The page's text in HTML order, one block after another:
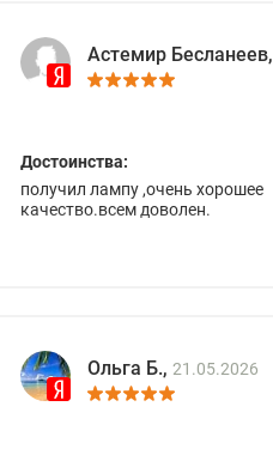
Астемир Бесланеев,
Достоинства:
получил лампу ,очень хорошее
качество.всем доволен.
Ольга Б., 21.05.2026